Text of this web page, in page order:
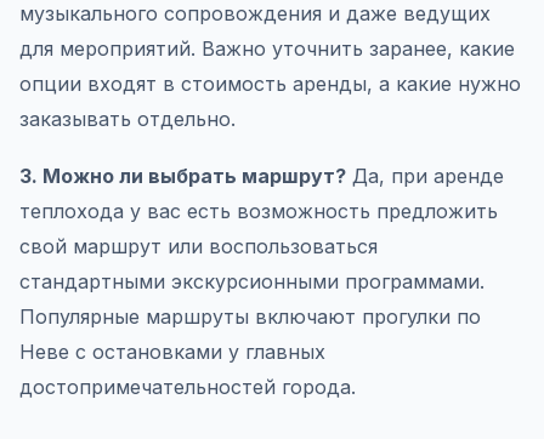
музыкального сопровождения и даже ведущих
для мероприятий. Важно уточнить заранее, какие
опции входят в стоимость аренды, а какие нужно
заказывать отдельно.
3. Можно ли выбрать маршрут? Да, при аренде
теплохода у вас есть возможность предложить
свой маршрут или воспользоваться
стандартными экскурсионными программами.
Популярные маршруты включают прогулки по
Неве с остановками у главных
достопримечательностей города.